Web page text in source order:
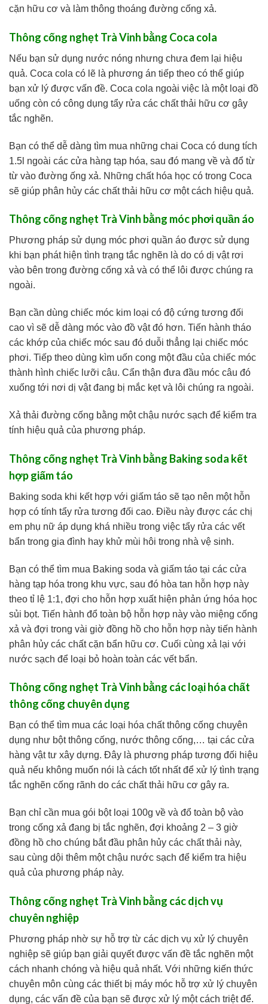
cặn hữu cơ và làm thông thoáng đường cống xả.
Thông cống nghẹt Trà Vinh bằng Coca cola
Nếu bạn sử dụng nước nóng nhưng chưa đem lại hiệu
quả. Coca cola có lẽ là phương án tiếp theo có thể giúp
bạn xử lý được vấn đề. Coca cola ngoài việc là một loại đồ
uống còn có công dụng tẩy rửa các chất thải hữu cơ gây
tắc nghẽn.
Bạn có thể dễ dàng tìm mua những chai Coca có dung tích
1.5l ngoài các cửa hàng tạp hóa, sau đó mang về và đổ từ
từ vào đường ống xả. Những chất hóa học có trong Coca
sẽ giúp phân hủy các chất thải hữu cơ một cách hiệu quả.
Thông cống nghẹt Trà Vinh bằng móc phơi quần áo
Phương pháp sử dụng móc phơi quần áo được sử dụng
khi bạn phát hiện tình trạng tắc nghẽn là do có dị vật rơi
vào bên trong đường cống xả và có thể lôi được chúng ra
ngoài.
Bạn cần dùng chiếc móc kim loại có độ cứng tương đối
cao vì sẽ dễ dàng móc vào đồ vật đó hơn. Tiến hành tháo
các khớp của chiếc móc sau đó duỗi thẳng lại chiếc móc
phơi. Tiếp theo dùng kìm uốn cong một đầu của chiếc móc
thành hình chiếc lưỡi câu. Cẩn thận đưa đầu móc câu đó
xuống tới nơi dị vật đang bị mắc kẹt và lôi chúng ra ngoài.
Xả thải đường cống bằng một chậu nước sạch để kiểm tra
tính hiệu quả của phương pháp.
Thông cống nghẹt Trà Vinh bằng Baking soda kết
hợp giấm táo
Baking soda khi kết hợp với giấm táo sẽ tạo nên một hỗn
hợp có tính tẩy rửa tương đối cao. Điều này được các chị
em phụ nữ áp dụng khá nhiều trong việc tẩy rửa các vết
bẩn trong gia đình hay khử mùi hôi trong nhà vệ sinh.
Bạn có thể tìm mua Baking soda và giấm táo tại các cửa
hàng tạp hóa trong khu vực, sau đó hòa tan hỗn hợp này
theo tỉ lệ 1:1, đợi cho hỗn hợp xuất hiện phản ứng hóa học
sủi bọt. Tiến hành đổ toàn bộ hỗn hợp này vào miệng cống
xả và đợi trong vài giờ đồng hồ cho hỗn hợp này tiến hành
phân hủy các chất cặn bẩn hữu cơ. Cuối cùng xả lại với
nước sạch để loại bỏ hoàn toàn các vết bẩn.
Thông cống nghẹt Trà Vinh bằng các loại hóa chất
thông cống chuyên dụng
Bạn có thể tìm mua các loại hóa chất thông cống chuyên
dụng như bột thông cống, nước thông cống,… tại các cửa
hàng vật tư xây dựng. Đây là phương pháp tương đối hiệu
quả nếu không muốn nói là cách tốt nhất để xử lý tình trạng
tắc nghẽn cống rãnh do các chất thải hữu cơ gây ra.
Bạn chỉ cần mua gói bột loại 100g về và đổ toàn bộ vào
trong cống xả đang bị tắc nghẽn, đợi khoảng 2 – 3 giờ
đồng hồ cho chúng bắt đầu phân hủy các chất thải này,
sau cùng dội thêm một chậu nước sạch để kiểm tra hiệu
quả của phương pháp này.
Thông cống nghẹt Trà Vinh bằng các dịch vụ
chuyên nghiệp
Phương pháp nhờ sự hỗ trợ từ các dịch vụ xử lý chuyên
nghiệp sẽ giúp bạn giải quyết được vấn đề tắc nghẽn một
cách nhanh chóng và hiệu quả nhất. Với những kiến thức
chuyên môn cùng các thiết bị máy móc hỗ trợ xử lý chuyên
dụng, các vấn đề của bạn sẽ được xử lý một cách triệt để.